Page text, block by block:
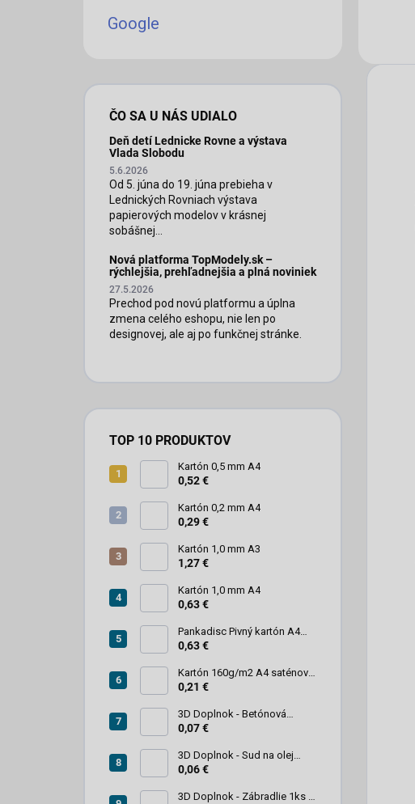
Google
ČO SA U NÁS UDIALO
Deň detí Lednicke Rovne a výstava
Vlada Slobodu
5.6.2026
Od 5. júna do 19. júna prebieha v
Lednických Rovniach výstava
papierových modelov v krásnej
sobášnej...
Nová platforma TopModely.sk –
rýchlejšia, prehľadnejšia a plná noviniek
27.5.2026
Prechod pod novú platformu a úplna
zmena celého eshopu, nie len po
designovej, ale aj po funkčnej stránke.
TOP 10 PRODUKTOV
Kartón 0,5 mm A4
0,52 €
Kartón 0,2 mm A4
0,29 €
Kartón 1,0 mm A3
1,27 €
Kartón 1,0 mm A4
0,63 €
Pankadisc Pivný kartón A4
1mm 420g
0,63 €
Kartón 160g/m2 A4 saténový
biely povrch
0,21 €
3D Doplnok - Betónová
zábrana 1ks
0,07 €
3D Doplnok - Sud na olej
kovový 250L - 1ks
0,06 €
3D Doplnok - Zábradlie 1ks +